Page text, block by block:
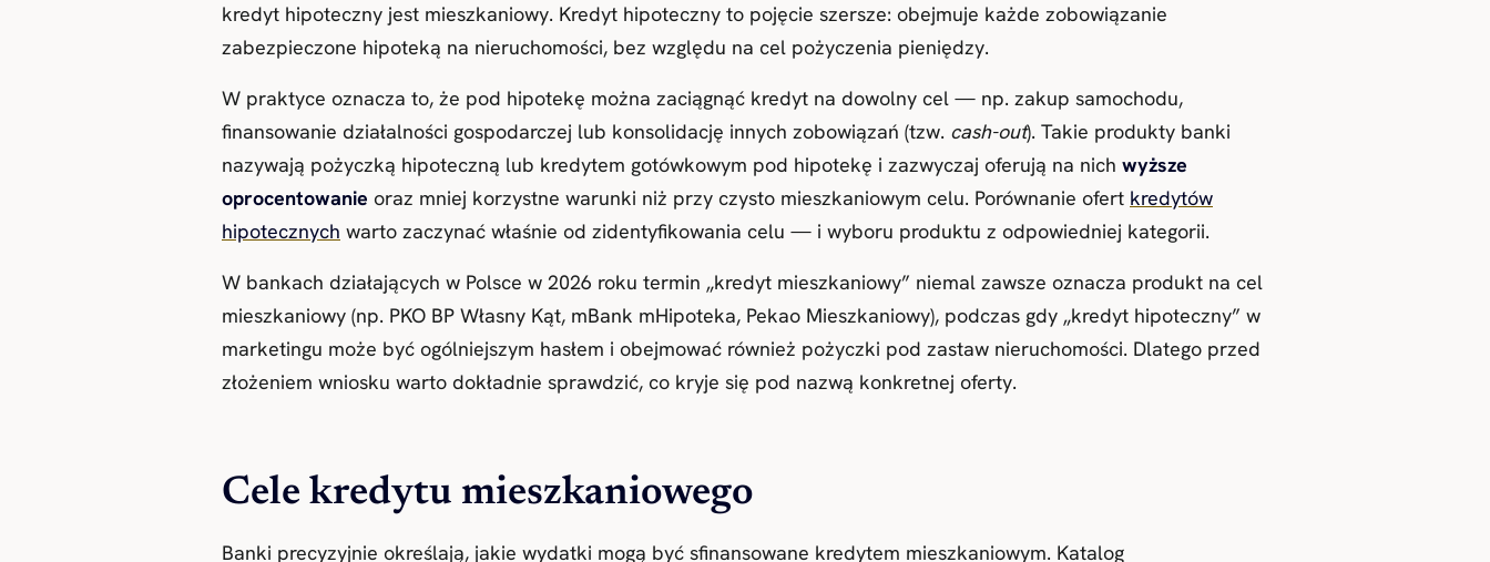
kredyt hipoteczny jest mieszkaniowy. Kredyt hipoteczny to pojęcie szersze: obejmuje każde zobowiązanie
zabezpieczone hipoteką na nieruchomości, bez względu na cel pożyczenia pieniędzy.
W praktyce oznacza to, że pod hipotekę można zaciągnąć kredyt na dowolny cel — np. zakup samochodu,
finansowanie działalności gospodarczej lub konsolidację innych zobowiązań (tzw. cash-out). Takie produkty banki
nazywają pożyczką hipoteczną lub kredytem gotówkowym pod hipotekę i zazwyczaj oferują na nich wyższe
oprocentowanie oraz mniej korzystne warunki niż przy czysto mieszkaniowym celu. Porównanie ofert kredytów
hipotecznych warto zaczynać właśnie od zidentyfikowania celu — i wyboru produktu z odpowiedniej kategorii.
W bankach działających w Polsce w 2026 roku termin „kredyt mieszkaniowy” niemal zawsze oznacza produkt na cel
mieszkaniowy (np. PKO BP Własny Kąt, mBank mHipoteka, Pekao Mieszkaniowy), podczas gdy „kredyt hipoteczny” w
marketingu może być ogólniejszym hasłem i obejmować również pożyczki pod zastaw nieruchomości. Dlatego przed
złożeniem wniosku warto dokładnie sprawdzić, co kryje się pod nazwą konkretnej oferty.
Cele kredytu mieszkaniowego
Banki precyzyjnie określają, jakie wydatki mogą być sfinansowane kredytem mieszkaniowym. Katalog